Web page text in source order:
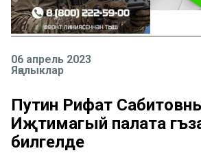
06 апрель 2023
Яңалыклар
Путин Рифат
Иҗтимагый палата
билгеләде